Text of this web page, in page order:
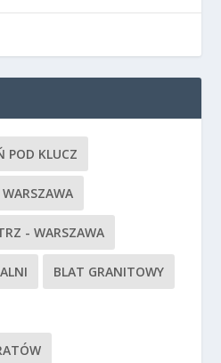
POD KLUCZ
- WARSZAWA
BLAT GRANITOWY